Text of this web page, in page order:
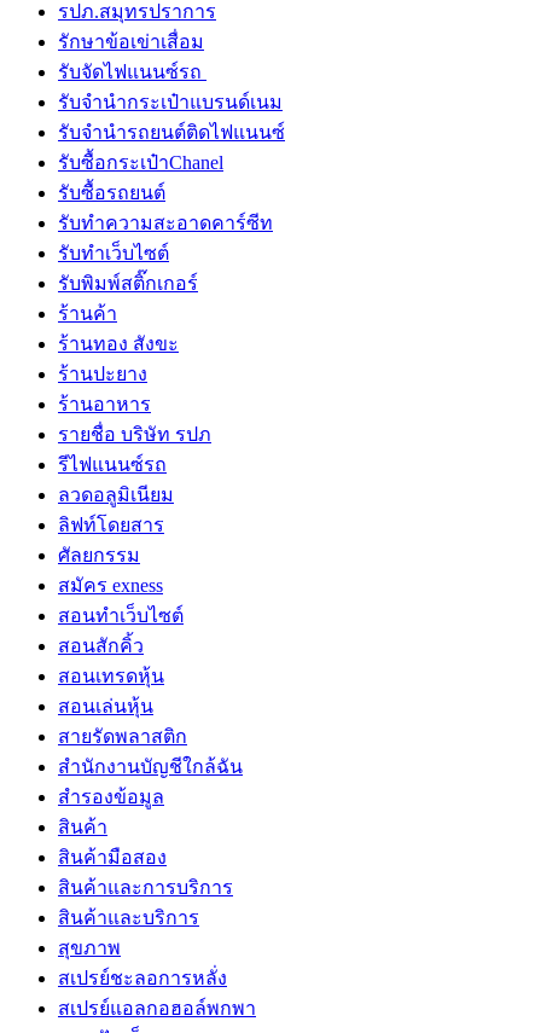
รปภ.สมุทรปราการ
รักษาข้อเข่าเสื่อม
รับจัดไฟแนนซ์รถ
รับจำนำกระเป๋าแบรนด์เนม
รับจํานํารถยนต์ติดไฟแนนซ์
รับซื้อกระเป๋าChanel
รับซื้อรถยนต์
รับทำความสะอาดคาร์ซีท
รับทําเว็บไซต์
รับพิมพ์สติ๊กเกอร์
ร้านค้า
ร้านทอง สังขะ
ร้านปะยาง
ร้านอาหาร
รายชื่อ บริษัท รปภ
รีไฟแนนซ์รถ
ลวดอลูมิเนียม
ลิฟท์โดยสาร
ศัลยกรรม
สมัคร exness
สอนทำเว็บไซต์
สอนสักคิ้ว
สอนเทรดหุ้น
สอนเล่นหุ้น
สายรัดพลาสติก
สำนักงานบัญชีใกล้ฉัน
สำรองข้อมูล
สินค้า
สินค้ามือสอง
สินค้าและการบริการ
สินค้าและบริการ
สุขภาพ
สเปรย์ชะลอการหลั่ง
สเปรย์แอลกอฮอล์พกพา